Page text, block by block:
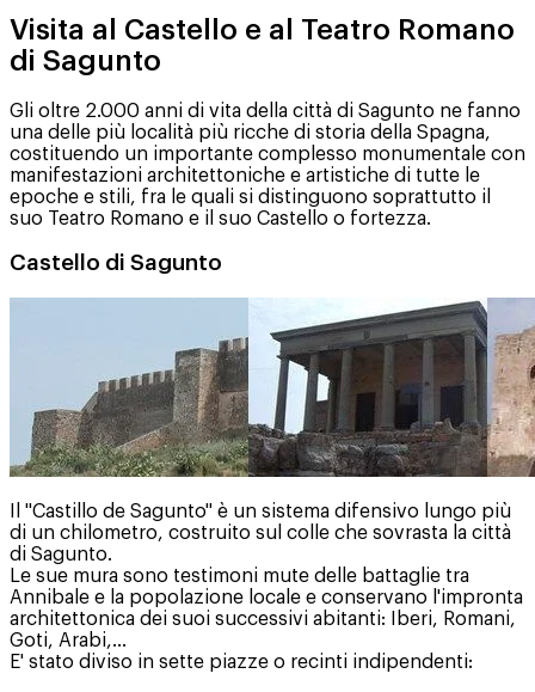
Visita al Castello e al Teatro Romano
di Sagunto
Gli oltre 2.000 anni di vita della città di Sagunto ne fanno
una delle più località più ricche di storia della Spagna,
costituendo un importante complesso monumentale con
manifestazioni architettoniche e artistiche di tutte le
epoche e stili, fra le quali si distinguono soprattutto il
suo Teatro Romano e il suo Castello o fortezza.
Castello di Sagunto
Il "Castillo de Sagunto" è un sistema difensivo lungo più
di un chilometro, costruito sul colle che sovrasta la città
di Sagunto.
Le sue mura sono testimoni mute delle battaglie tra
Annibale e la popolazione locale e conservano l'impronta
architettonica dei suoi successivi abitanti: Iberi, Romani,
Goti, Arabi,...
E' stato diviso in sette piazze o recinti indipendenti: